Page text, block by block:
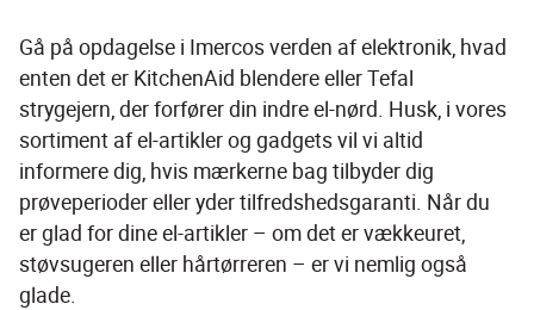
Gå på opdagelse i Imercos verden af elektronik, hvad
enten det er KitchenAid blendere eller Tefal
strygejern, der forfører din indre el-nørd. Husk, i vores
sortiment af el-artikler og gadgets vil vi altid
informere dig, hvis mærkerne bag tilbyder dig
prøveperioder eller yder tilfredshedsgaranti. Når du
er glad for dine el-artikler – om det er vækkeuret,
støvsugeren eller hårtørreren – er vi nemlig også
glade.